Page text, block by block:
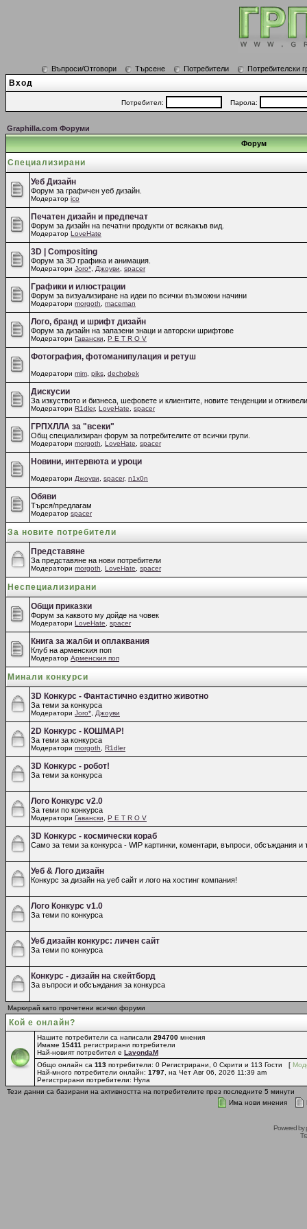
Въпроси/Отговори Търсене Потребители Потребителски
Вход
Потребител: Парола:
Graphilla.com Форуми
Форум
Специализирани
Уеб Дизайн
Форум за графичен уеб дизайн.
Модератор ico
Печатен дизайн и предпечат
Форум за дизайн на печатни продукти от всякакъв вид.
Модератор LoveHate
3D | Compositing
Форум за 3D графика и анимация.
Модератори Joro* Джоуви spacer
Графики и илюстрации
Форум за визуализиране на идеи по всички възможни начини
Модератори morgoth maceman
Лого, бранд и шрифт дизайн
Форум за дизайн на запазени знаци и авторски шрифтове
Модератори Гавански P E T R O V
Фотография, фотоманипулация и ретуш
Модератори mim piks dechobek
Дискусии
За изкуството и бизнеса, шефовете и клиентите, новите тенденции и
Модератори R1dler, LoveHate spacer
ГРПХЛЛА за "всеки"
Общ специализиран форум за потребителите от всички групи.
Модератори morgoth LoveHate spacer
Новини, интервюта и уроци
Модератори Джоуви spacer, n1x0n
Обяви
Търся/предлагам
Модератор spacer
За новите потребители
Представяне
За представяне на нови потребители
Модератори morgoth LoveHate spacer
Неспециализирани
Общи приказки
Форум за каквото му дойде на човек
Модератори LoveHate spacer
Книга за жалби и оплаквания
Клуб на арменския поп
Модератор Арменския поп
Минали конкурси
3D Конкурс - Фантастично ездитно животно
За теми за конкурса
Модератори Joro* Джоуви
2D Конкурс - КОШМАР!
За теми за конкурса
Модератори morgoth R1dler
3D Конкурс - робот!
За теми за конкурса
Лого Конкурс v2.0
За теми по конкурса
Модератори Гавански P E T R O V
3D Конкурс - космически кораб
Само за теми за конкурса - WIP картинки, коментари, въпроси, обсъждания и
Уеб & Лого дизайн
Конкурс за дизайн на уеб сайт и лого на хостинг компания!
Лого Конкурс v1.0
За теми по конкурса
Уеб дизайн конкурс: личен сайт
За теми по конкурса
Конкурс - дизайн на скейтборд
За въпроси и обсъждания за конкурса
Маркирай като прочетени всички форуми
Кой е онлайн?
Нашите потребители са написали 294700 мнения
Имаме 15411 регистрирани потребители
Най-новият потребител е LavondaM
Общо онлайн са 113 потребители: 0 Регистрирани, 0 Скрити и 113 Гости [
Най-много потребители онлайн: 1797 , на Чет Авг 06, 2026 11:39 am
Регистрирани потребители: Нула
Тези данни са базирани на активността на потребителите през последните 5 минути
Има нови мнения
Powered by